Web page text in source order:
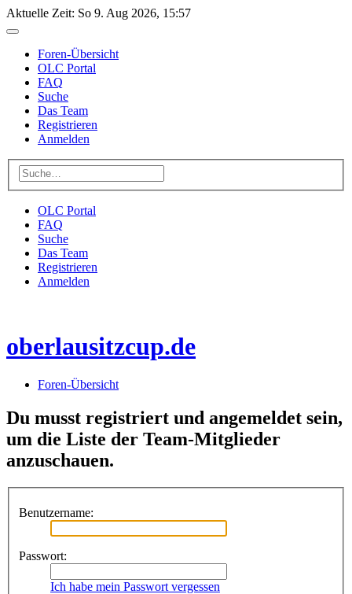
Aktuelle Zeit: So 9. Aug 2026, 15:57
Foren-Übersicht
OLC Portal
FAQ
Suche
Das Team
Registrieren
Anmelden
OLC Portal
FAQ
Suche
Das Team
Registrieren
Anmelden
oberlausitzcup.de
Foren-Übersicht
Du musst registriert und angemeldet sein,
um die Liste der Team-Mitglieder
anzuschauen.
Benutzername:
Passwort:
Ich habe mein Passwort vergessen